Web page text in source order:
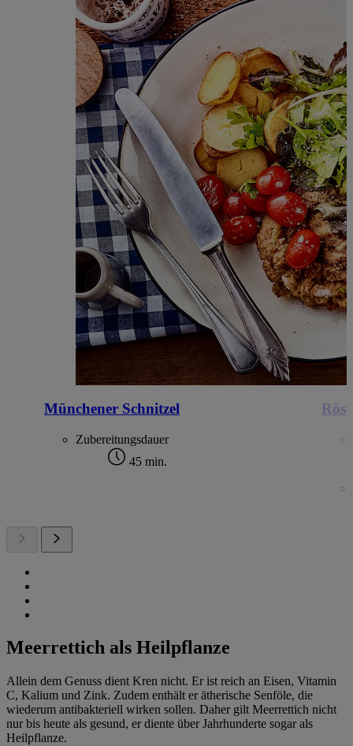
Münchener Schnitzel
Zubereitungsdauer
45 min.
Meerrettich als Heilpflanze
Allein dem Genuss dient Kren nicht. Er ist reich an Eisen, Vitamin
C, Kalium und Zink. Zudem enthält er ätherische Senföle, die
wiederum antibakteriell wirken sollen. Daher gilt Meerrettich nicht
nur bis heute als gesund, er diente über Jahrhunderte sogar als
Heilpflanze.